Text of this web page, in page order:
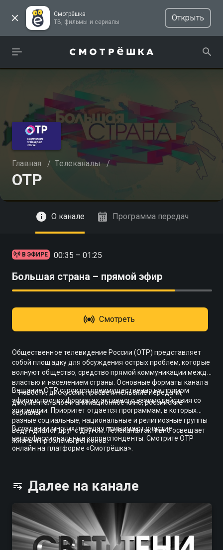
Смотрёшка
ТВ, фильмы и сериалы
Открыть
Главная / Телеканалы /
ОТР
О канале Программа передач
В ЭФИРЕ 00:35 – 01:25
Большая страна – прямой эфир
Смотреть
Общественное телевидение России (ОТР) представляет
собой площадку для обсуждения острых проблем, которые
волнуют общество, средство прямой коммуникации между
властью и населением страны. Основные форматы канала
— новости, дискуссии, просветительские передачи,
документальное и анимационное кино, российские
сериалы.
Вещание ОТР строится преимущественно на прямом
эфире и прочих форматах активного взаимодействия со
зрителями. Приоритет отдается программам, в которых
разные социальные, национальные и религиозные группы
ведут диалог друг с другом. Телеканал активно освещает
жизнь и проблемы регионов.
В создании многих передач принимают участие
непрофессиональные корреспонденты. Смотрите ОТР
онлайн на платформе «Смотрёшка».
Далее на канале